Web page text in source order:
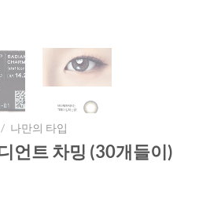
/ 나만의 타입
언트 차밍 (30개들이)